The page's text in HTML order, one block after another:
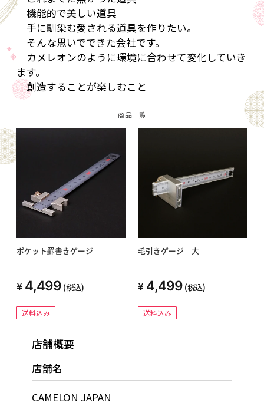
機能的で美しい道具
手に馴染む愛される道具を作りたい。
そんな思いでできた会社です。
カメレオンのように環境に合わせて変化していき
ます。
創造することが楽しむこと
商品一覧
ポケット罫書きゲージ
4,499 (税込)
送料込み
毛引きゲージ 大
4,499 (税込)
送料込み
店舗概要
店舗名
CAMELON JAPAN